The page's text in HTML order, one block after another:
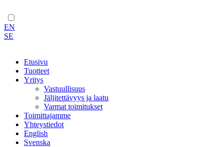
EN
SE
Etusivu
Tuotteet
Yritys
Vastuullisuus
Jäljitettävyys ja laatu
Varmat toimitukset
Toimittajamme
Yhteystiedot
English
Svenska